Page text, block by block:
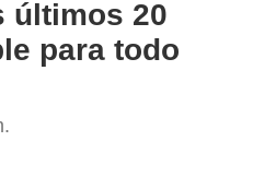
últimos 20
para todo